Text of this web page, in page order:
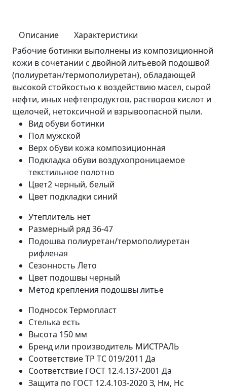
Описание
Характеристики
Рабочие ботинки выполнены из композиционной
кожи в сочетании с двойной литьевой подошвой
(полиуретан/термополиуретан), обладающей
высокой стойкостью к воздействию масел, сырой
нефти, иных нефтепродуктов, растворов кислот и
щелочей, нетоксичной и взрывоопасной пыли.
Вид обуви ботинки
Пол мужской
Верх обуви кожа композиционная
Подкладка обуви воздухопроницаемое
текстильное полотно
Цвет2 черный, белый
Цвет подкладки синий
Утеплитель нет
Размерный ряд36-47
Подошва полиуретан/термополиуретан
рифленая
Сезонность Лето
Цвет подошвы черный
Метод крепления подошвы литье
ПодносокТермопласт
Стелька есть
Высота 150 мм
Бренд или производитель МИСТРАЛЬ
Соответствие ТР ТС 019/2011 Да
Соответствие ГОСТ 12.4.137-2001 Да
Защита по ГОСТ 12.4.103-2020З, Нм, Нс